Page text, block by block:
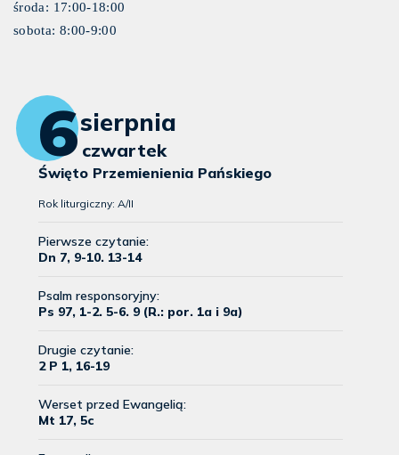
środa: 17:00-18:00
sobota: 8:00-9:00